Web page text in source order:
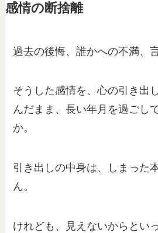
感情の断捨離
過去の後悔、誰かへの不満、
そうした感情を、心の引き出
んだまま、長い年月を過ごし
か。
引き出しの中身は、しまった
ん。
けれども、見えないからとい